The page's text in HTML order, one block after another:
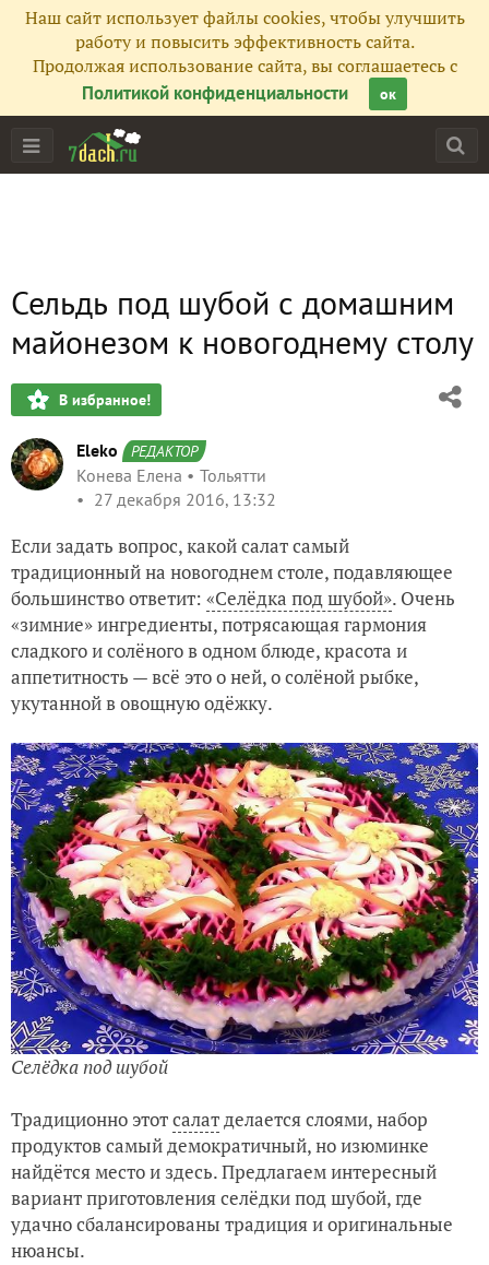
Наш сайт использует файлы cookies, чтобы улучшить
работу и повысить эффективность сайта.
Продолжая использование сайта, вы соглашаетесь с
Политикой конфиденциальности
ок
Сельдь под шубой с домашним
майонезом к новогоднему столу
В избранное!
Eleko РЕДАКТОР
Конева Елена
Тольятти
27 декабря 2016, 13:32
Если задать вопрос, какой салат самый
традиционный на новогоднем столе, подавляющее
большинство ответит: «Селёдка под шубой». Очень
«зимние» ингредиенты, потрясающая гармония
сладкого и солёного в одном блюде, красота и
аппетитность — всё это о ней, о солёной рыбке,
укутанной в овощную одёжку.
Селёдка под шубой
Традиционно этотсалатделается слоями, набор
продуктов самый демократичный, но изюминке
найдётся место и здесь. Предлагаем интересный
вариант приготовления селёдки под шубой, где
удачно сбалансированы традиция и оригинальные
нюансы.